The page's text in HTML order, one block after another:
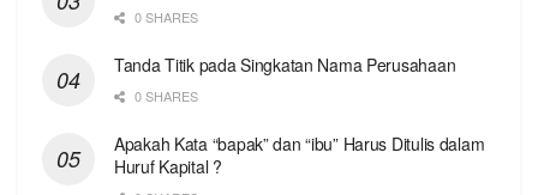
0 SHARES
Tanda Titik pada Singkatan Nama Perusahaan
0 SHARES
Apakah Kata “bapak” dan “ibu” Harus Ditulis dalam
Huruf Kapital ?